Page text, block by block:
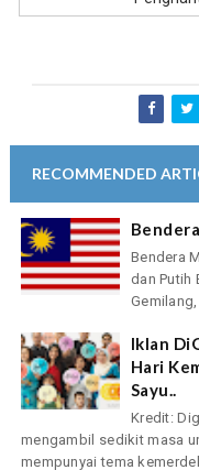
RECOMMENDED
Bendera
dan Putih
Iklan
Hari
Sayu..
Kredit:
mengambil sedikit masa
mempunyai tema